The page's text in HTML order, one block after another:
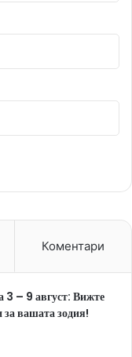
Коментари
3 – 9 август: Вижте
за вашата зодия!